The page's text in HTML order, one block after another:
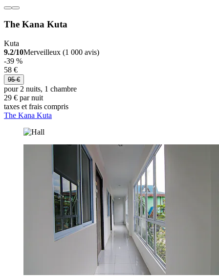
The Kana Kuta
Kuta
9.2/10Merveilleux (1 000 avis)
-39 %
58 €
95 €
pour 2 nuits, 1 chambre
29 € par nuit
taxes et frais compris
The Kana Kuta